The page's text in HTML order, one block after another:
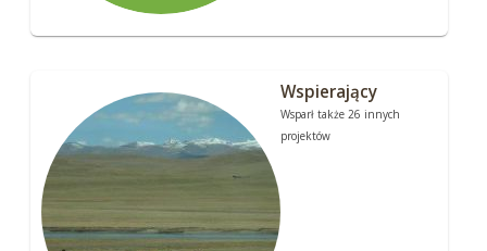
Wspierający
Wsparł także 26 innych
projektów